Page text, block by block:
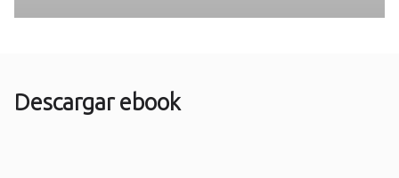
Descargar ebook